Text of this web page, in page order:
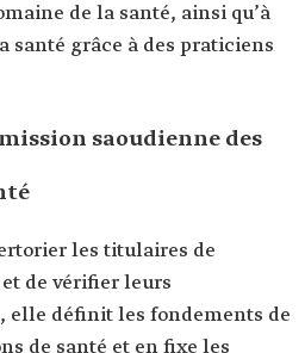
de la santé, ainsi qu’à
santé grâce à des praticiens
saoudienne des
les titulaires de
de vérifier leurs
elle définit les fondements de
de santé et en fixe les